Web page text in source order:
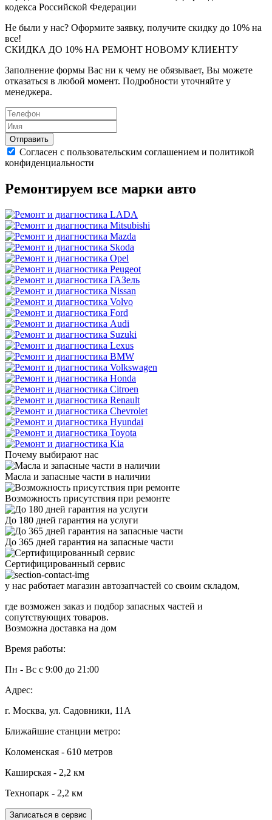
кодекса Российской Федерации
Не были у нас? Оформите заявку, получите скидку до 10% на
все!
СКИДКА ДО 10% НА РЕМОНТ НОВОМУ КЛИЕНТУ
Заполнение формы Вас ни к чему не обязывает, Вы можете
отказаться в любой момент. Подробности уточняйте у
менеджера.
Отправить
Согласен с пользовательским соглашением и политикой
конфиденциальности
Ремонтируем все марки авто
Почему выбирают нас
Масла и запасные части в наличии
Возможность присутствия при ремонте
До 180 дней гарантия на услуги
До 365 дней гарантия на запасные части
Сертифицированный сервис
у нас работает магазин автозапчастей со своим складом,
где возможен заказ и подбор запасных частей и
сопутствующих товаров.
Возможна доставка на дом
Время работы:
Пн - Вс с 9:00 до 21:00
Адрес:
г. Москва, ул. Садовники, 11А
Ближайшие станции метро:
Коломенская - 610 метров
Каширская - 2,2 км
Технопарк - 2,2 км
Записаться в сервис